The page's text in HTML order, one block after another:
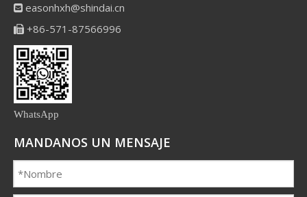
 easonhxh@shindai.cn
 +86-571-87566996
WhatsApp
MANDANOS UN MENSAJE